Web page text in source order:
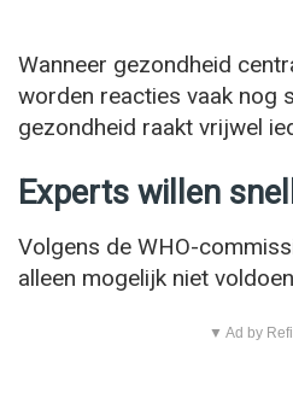
Wanneer gezondheid
worden reacties vaak nog
gezondheid raakt vrijwel
Experts willen
Volgens de WHO-
alleen mogelijk niet
▼ Ad by